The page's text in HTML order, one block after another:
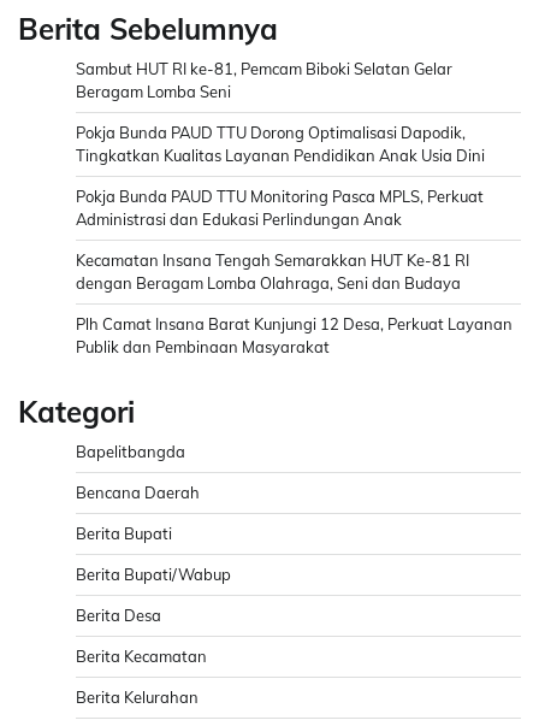
Berita Sebelumnya
Sambut HUT RI ke-81, Pemcam Biboki Selatan Gelar
Beragam Lomba Seni
Pokja Bunda PAUD TTU Dorong Optimalisasi Dapodik,
Tingkatkan Kualitas Layanan Pendidikan Anak Usia Dini
Pokja Bunda PAUD TTU Monitoring Pasca MPLS, Perkuat
Administrasi dan Edukasi Perlindungan Anak
Kecamatan Insana Tengah Semarakkan HUT Ke-81 RI
dengan Beragam Lomba Olahraga, Seni dan Budaya
Plh Camat Insana Barat Kunjungi 12 Desa, Perkuat Layanan
Publik dan Pembinaan Masyarakat
Kategori
Bapelitbangda
Bencana Daerah
Berita Bupati
Berita Bupati/Wabup
Berita Desa
Berita Kecamatan
Berita Kelurahan